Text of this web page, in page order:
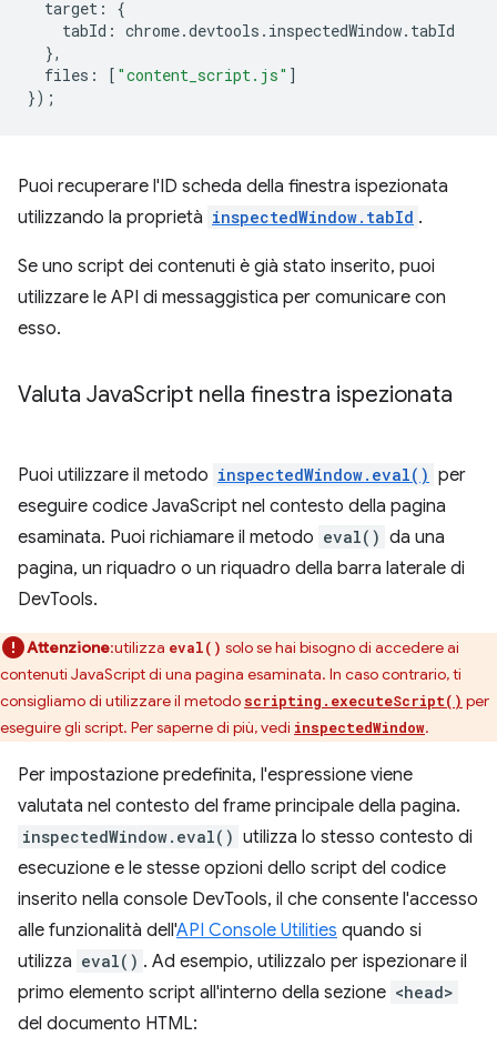
target :
{
tabId : chrome.devtools . inspectedWindow. tabId
},
files : [ "content_script.js" ]
});
Puoi recuperare l'ID scheda della finestra ispezionata
utilizzando la proprietà inspectedWindow.tabId .
Se uno script dei contenuti è già stato inserito, puoi
utilizzare le API di messaggistica per comunicare con
esso.
Valuta JavaScript nella finestra ispezionata
Puoi utilizzare il metodo inspectedWindow.eval() per
eseguire codice JavaScript nel contesto della pagina
esaminata. Puoi richiamare il metodo eval() da una
pagina, un riquadro o un riquadro della barra laterale di
DevTools.
Attenzione:utilizza eval() solo se hai bisogno di accedere ai
contenuti JavaScript di una pagina esaminata. In caso contrario, ti
consigliamo di utilizzare il metodo scripting.executeScript() per
eseguire gli script. Per saperne di più, vedi inspectedWindow.
Per impostazione predefinita, l'espressione viene
valutata nel contesto del frame principale della pagina.
inspectedWindow.eval() utilizza lo stesso contesto di
esecuzione e le stesse opzioni dello script del codice
inserito nella console DevTools, il che consente l'accesso
alle funzionalità dell'API Console Utilities quando si
utilizza eval() . Ad esempio, utilizzalo per ispezionare il
primo elemento script all'interno della sezione <head>
del documento HTML: